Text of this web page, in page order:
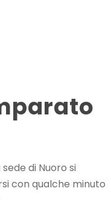
di Nuoro si
con qualche minuto